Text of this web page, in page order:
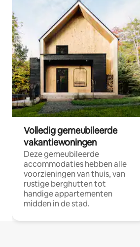
Volledig gemeubileerde
vakantiewoningen
Deze gemeubileerde
accommodaties hebben alle
voorzieningen van thuis, van
rustige berghutten tot
handige appartementen
midden in de stad.